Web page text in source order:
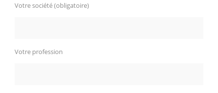
Votre société (obligatoire)
Votre profession